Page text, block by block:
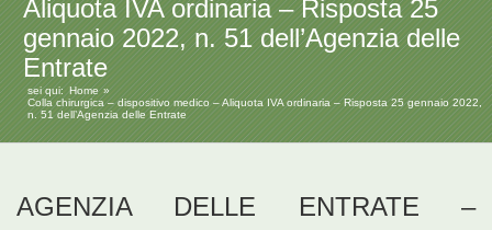
Aliquota IVA ordinaria – Risposta 25
gennaio 2022, n. 51 dell’Agenzia delle
Entrate
sei qui: Home
Colla chirurgica – dispositivo medico – Aliquota IVA ordinaria – Risposta 25 gennaio 2022,
n. 51 dell’Agenzia delle Entrate
AGENZIA DELLE ENTRATE –